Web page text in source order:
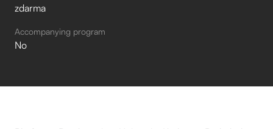
zdarma
Accompanying program
No